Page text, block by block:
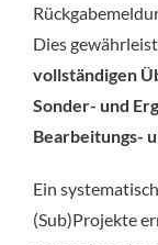
Dies
vollständigen
Sonder- und
Bearbeitungs-
Ein
(Sub)Projekte